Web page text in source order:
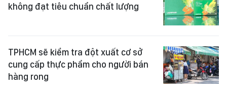
không đạt tiêu chuẩn chất lượng
TPHCM sẽ kiểm tra đột xuất cơ sở
cung cấp thực phẩm cho người bán
hàng rong